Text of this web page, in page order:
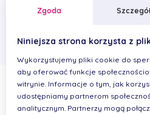
Wykonywane zabiegi
Zgoda
Niniejsza strona korzysta z
Wykorzystujemy pliki cookie do
aby oferować funkcje
witrynie. Informacje o tym, jak
udostępniamy partnerom
analitycznym. Partnerzy mogą